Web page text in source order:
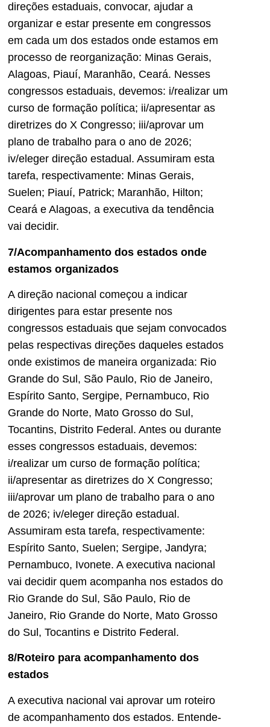
direções estaduais, convocar, ajudar a
organizar e estar presente em congressos
em cada um dos estados onde estamos em
processo de reorganização: Minas Gerais,
Alagoas, Piauí, Maranhão, Ceará. Nesses
congressos estaduais, devemos: i/realizar um
curso de formação política; ii/apresentar as
diretrizes do X Congresso; iii/aprovar um
plano de trabalho para o ano de 2026;
iv/eleger direção estadual. Assumiram esta
tarefa, respectivamente: Minas Gerais,
Suelen; Piauí, Patrick; Maranhão, Hilton;
Ceará e Alagoas, a executiva da tendência
vai decidir.
7/Acompanhamento dos estados onde
estamos organizados
A direção nacional começou a indicar
dirigentes para estar presente nos
congressos estaduais que sejam convocados
pelas respectivas direções daqueles estados
onde existimos de maneira organizada: Rio
Grande do Sul, São Paulo, Rio de Janeiro,
Espírito Santo, Sergipe, Pernambuco, Rio
Grande do Norte, Mato Grosso do Sul,
Tocantins, Distrito Federal. Antes ou durante
esses congressos estaduais, devemos:
i/realizar um curso de formação política;
ii/apresentar as diretrizes do X Congresso;
iii/aprovar um plano de trabalho para o ano
de 2026; iv/eleger direção estadual.
Assumiram esta tarefa, respectivamente:
Espírito Santo, Suelen; Sergipe, Jandyra;
Pernambuco, Ivonete. A executiva nacional
vai decidir quem acompanha nos estados do
Rio Grande do Sul, São Paulo, Rio de
Janeiro, Rio Grande do Norte, Mato Grosso
do Sul, Tocantins e Distrito Federal.
8/Roteiro para acompanhamento dos
estados
A executiva nacional vai aprovar um roteiro
de acompanhamento dos estados. Entende-